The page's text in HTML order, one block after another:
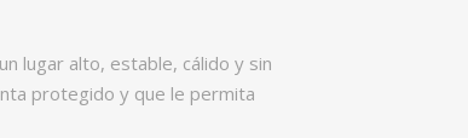
lugar alto, estable, cálido y sin
protegido y que le permita